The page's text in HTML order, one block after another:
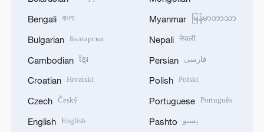
Bengali বাংলা
Bulgarian Български
Cambodian ខ្មែរ
Croatian Hrvatski
Czech Český
English English
Myanmar မြန်မာဘာသာ
Nepali नेपाली
Persian فارسی
Polish Polski
Portuguese Português
Pashto پښتو